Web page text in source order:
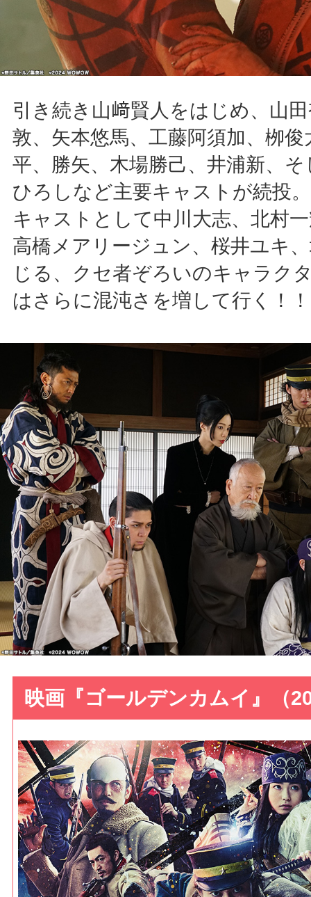
引き続き山﨑賢人をはじめ、山
敦、矢本悠馬、工藤阿須加、栁俊
平、勝矢、木場勝己、井浦新、
ひろしなど主要キャストが続投
キャストとして中川大志、北村
高橋メアリージュン、桜井ユキ
じる、クセ者ぞろいのキャラク
はさらに混沌さを増して行く！！
映画『ゴールデンカムイ』（